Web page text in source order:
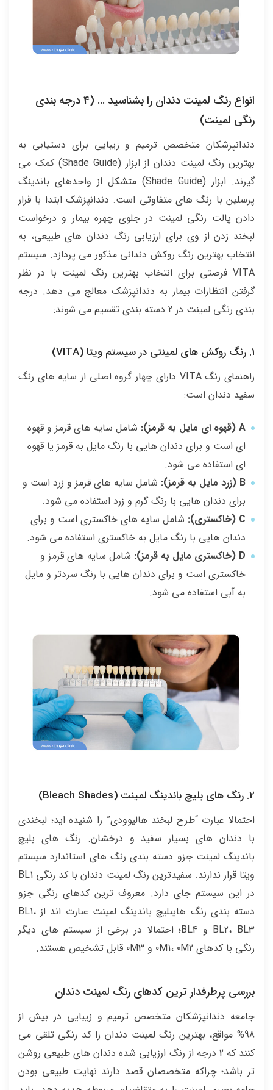
انواع رنگ لمینت دندان را بشناسید … (4 درجه بندی
رنگی لمینت)
دندانپزشکان متخصص ترمیم و زیبایی برای دستیابی به
بهترین رنگ لمینت دندان از ابزار (Shade Guide) کمک می
گیرند. ابزار (Shade Guide) متشکل از واحدهای باندینگ
پرسلین با رنگ های متفاوتی است. دندانپزشک ابتدا با قرار
دادن پالت رنگی لمینت در جلوی چهره بیمار و درخواست
لبخند زدن از وی برای ارزیابی رنگ دندان های طبیعی، به
انتخاب بهترین رنگ روکش دندانی مذکور می پردازد. سیستم
VITA فرصتی برای انتخاب بهترین رنگ لمینت با در نظر
گرفتن انتظارات بیمار به دندانپزشک معالج می دهد. درجه
بندی رنگی لمینت در 2 دسته بندی تقسیم می شوند:
1. رنگ روکش های لمینتی در سیستم ویتا (VITA)
راهنمای رنگ VITA دارای چهار گروه اصلی از سایه های رنگ
سفید دندان است:
A (قهوه ای مایل به قرمز):
شامل سایه های قرمز و قهوه
ای است و برای دندان هایی با رنگ مایل به قرمز یا قهوه
ای استفاده می شود.
B (زرد مایل به قرمز):
شامل سایه های قرمز و زرد است و
برای دندان هایی با رنگ گرم و زرد استفاده می شود.
C (خاکستری):
شامل سایه های خاکستری است و برای
دندان هایی با رنگ مایل به خاکستری استفاده می شود.
D (خاکستری مایل به قرمز):
شامل سایه های قرمز و
خاکستری است و برای دندان هایی با رنگ سردتر و مایل
به آبی استفاده می شود.
2. رنگ های بلیچ باندینگ لمینت (Bleach Shades)
احتمالا عبارت “طرح لبخند هالیوودی” را شنیده اید؛ لبخندی
با دندان های بسیار سفید و درخشان. رنگ های بلیچ
باندینگ لمینت جزو دسته بندی رنگ های استاندارد سیستم
ویتا قرار ندارند. سفیدترین رنگ لمینت دندان با کد رنگی BL1
در این سیستم جای دارد. معروف ترین کدهای رنگی جزو
دسته بندی رنگ هایبلیچ باندینگ لمینت عبارت اند از BL1،
BL2، BL3 و BL4؛ احتمالا در برخی از سیستم های دیگر
رنگی با کدهای 0M1، 0M2 و 0M3 قابل تشخیص هستند.
بررسی پرطرفدار ترین کدهای رنگ لمینت دندان
جامعه دندانپزشکان متخصص ترمیم و زیبایی در بیش از
98% مواقع، بهترین رنگ لمینت دندان را کد رنگی تلقی می
کنند که 2 درجه از رنگ ارزیابی شده دندان های طبیعی روشن
تر باشد؛ چراکه متخصصان قصد دارند نهایت طبیعی بودن